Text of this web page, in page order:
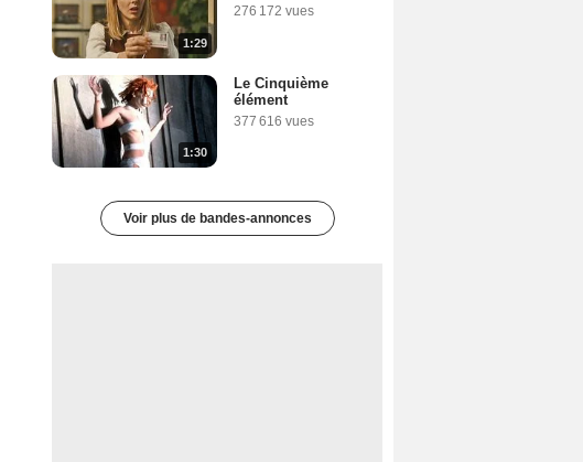
1:29
276 172 vues
1:30
Le Cinquième
élément
377 616 vues
Voir plus de bandes-annonces